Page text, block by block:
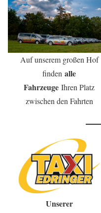
Auf unserem großen Hof
finden alle
Fahrzeuge Ihren Platz
zwischen den Fahrten
Unserer